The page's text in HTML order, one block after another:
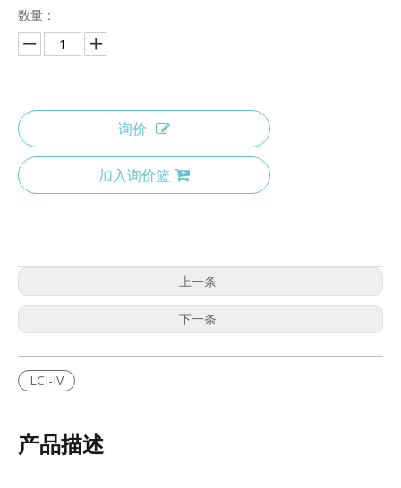
数量：
询价
加入询价篮
上一条:
下一条:
LCI-IV
产品描述